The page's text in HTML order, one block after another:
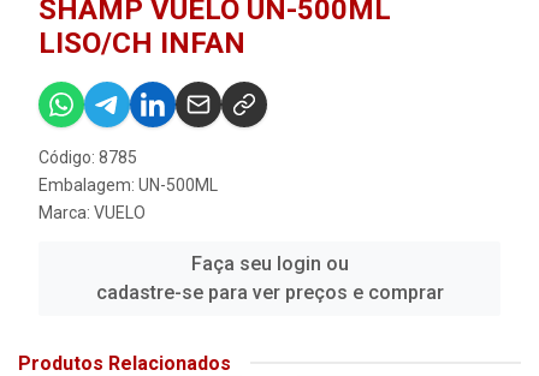
SHAMP VUELO UN-500ML
LISO/CH INFAN
Código: 8785
Embalagem: UN-500ML
Marca: VUELO
Faça seu login ou
cadastre-se para ver preços e comprar
Produtos Relacionados